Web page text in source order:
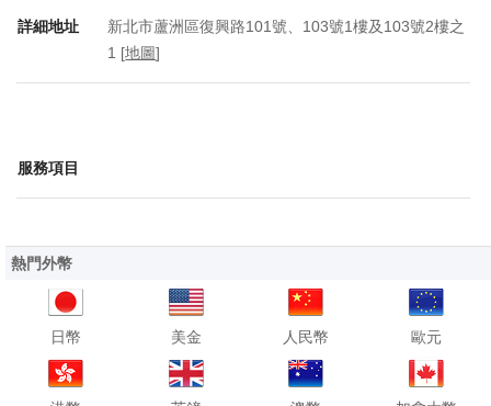
詳細地址
新北市蘆洲區復興路101號、103號1樓及103號2樓之
1 [地圖]
服務項目
熱門外幣
日幣 美金 人民幣 歐元